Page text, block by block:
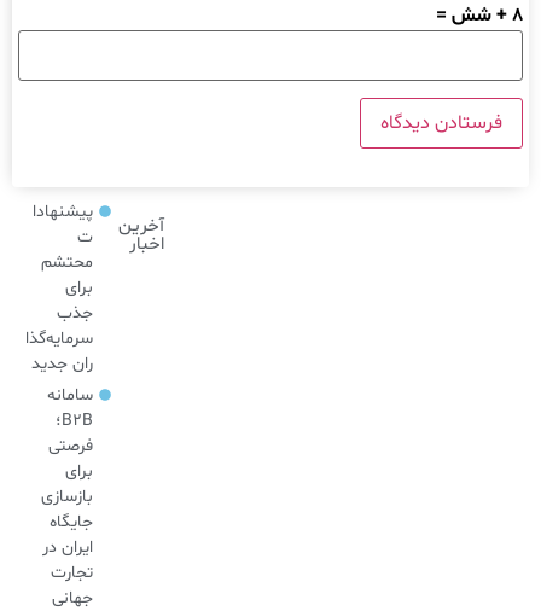
8 + شش =
آخرین
اخبار
پیشنهادا
ت
محتشم
برای
جذب
سرمایه‌گذا
ران جدید
سامانه
B2B؛
فرصتی
برای
بازسازی
جایگاه
ایران در
تجارت
جهانی